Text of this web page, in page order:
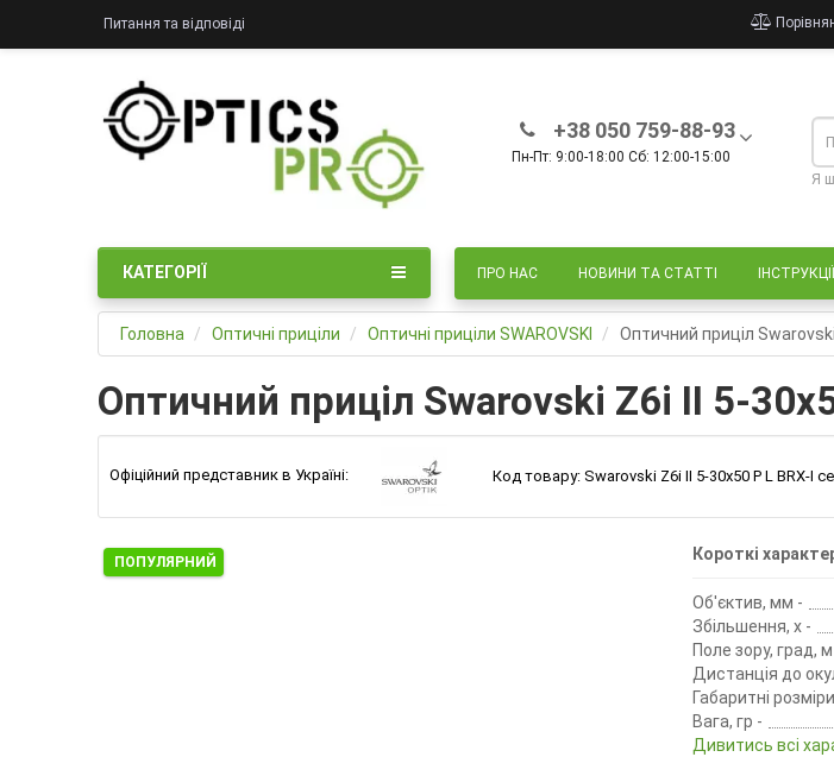
Питання та відповіді
+38 050 759-88-93
Пн-Пт: 9:00-18:00 Сб: 12:00-15:00
Я
ПРО НАС НОВИНИ ТА СТАТТІ ІНСТРУКЦІЇ
КАТЕГОРІЇ
Головна Оптичні приціли Оптичні приціли SWAROVSKI Оптичний приціл
Оптичний приціл Swarovski Z6i II 5-
Офіційний представник в Україні: Код товару: Swarovski Z6i II 5-30x50 P L BRX-I
ПОПУЛЯРНИЙ Короткі
Об'єктив, мм -
Збільшення, х -
Поле зору, град,
Дистанція до
Габаритні
Вага, гр -
Дивитись всі